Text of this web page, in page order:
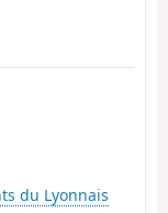
du Lyonnais